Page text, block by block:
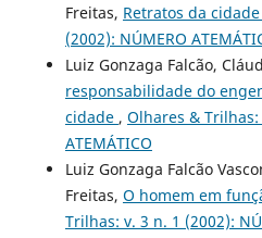
Freitas, Retratos da cidade
(2002): NÚMERO
Luiz Gonzaga Falcão,
responsabilidade do
cidade , Olhares & Trilhas:
ATEMÁTICO
Luiz Gonzaga Falcão
Freitas, O homem em
Trilhas: v. 3 n. 1 (2002):